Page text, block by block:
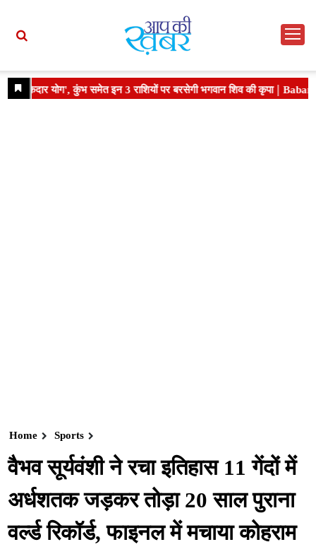
Home Sports
वैभव सूर्यवंशी ने रचा इतिहास 11 गेंदों में
अर्धशतक जड़कर तोड़ा 20 साल पुराना
वर्ल्ड रिकॉर्ड, फाइनल में मचाया कोहराम